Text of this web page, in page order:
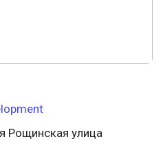
Рощинская улица